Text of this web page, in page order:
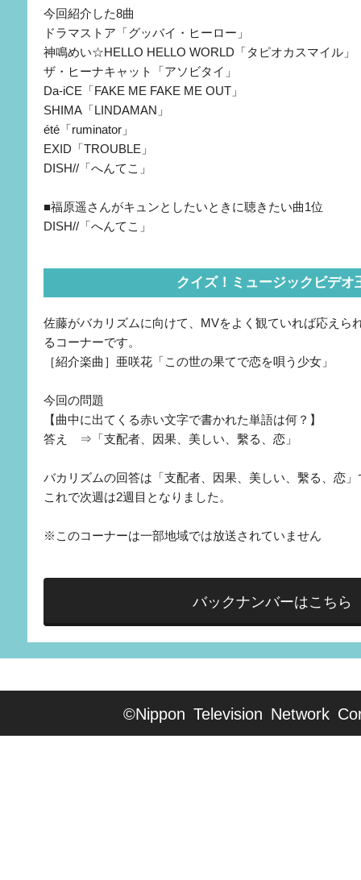
今回紹介した8曲
ドラマストア「グッバイ・ヒーロー」
神鳴めい☆HELLO HELLO WORLD「タピオカスマイル」
ザ・ヒーナキャット「アソビタイ」
Da-iCE「FAKE ME FAKE ME OUT」
SHIMA「LINDAMAN」
été「ruminator」
EXID「TROUBLE」
DISH//「へんてこ」
■福原遥さんがキュンとしたいときに聴きたい曲1位
DISH//「へんてこ」
クイズ！ミュージックビデオ
佐藤がバカリズムに向けて、MVをよく観ていれば応えら
るコーナーです。
［紹介楽曲］亜咲花「この世の果てで恋を唄う少女」
今回の問題
【曲中に出てくる赤い文字で書かれた単語は何？】
答え ⇒「支配者、因果、美しい、繫る、恋」
バカリズムの回答は「支配者、因果、美しい、繫る、恋
これで次週は2週目となりました。
※このコーナーは一部地域では放送されていません
バックナンバーはこちら
©Nippon Television Network